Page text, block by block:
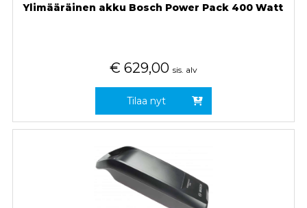
Ylimääräinen akku Bosch Power Pack 400 Watt
€ 629,00 sis. alv
Tilaa nyt